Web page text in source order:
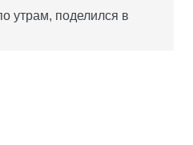
утрам, поделился в